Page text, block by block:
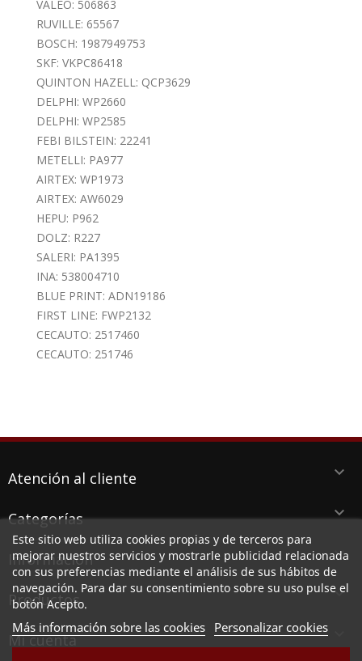
VALEO: 506863
RUVILLE: 65567
BOSCH: 1987949753
SKF: VKPC86418
QUINTON HAZELL: QCP3629
DELPHI: WP2660
DELPHI: WP2585
FEBI BILSTEIN: 22241
METELLI: PA977
AIRTEX: WP1973
AIRTEX: AW6029
HEPU: P962
DOLZ: R227
SALERI: PA1395
INA: 538004710
BLUE PRINT: ADN19186
FIRST LINE: FWP2132
CECAUTO: 2517460
CECAUTO: 251746
Atención al cliente keyboard_arrow_down
Categorías keyboard_arrow_down
Información keyboard_arrow_down
Productos keyboard_arrow_down
Mi cuenta
Este sitio web utiliza cookies propias y de terceros para
mejorar nuestros servicios y mostrarle publicidad relacionada
con sus preferencias mediante el análisis de sus hábitos de
navegación. Para dar su consentimiento sobre su uso pulse el
botón Acepto.
Más información sobre las cookies Personalizar cookies